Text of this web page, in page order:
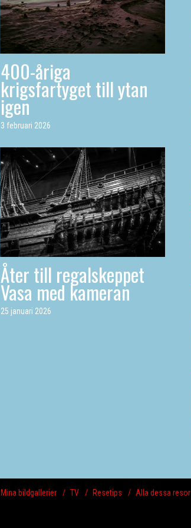
400-åriga
krigsfartyget till ytan
igen
3 februari 2026
Åter till regalskeppet
Vasa med kameran
25 januari 2026
Mina bildgallerier TV Resetips Alla dessa resor